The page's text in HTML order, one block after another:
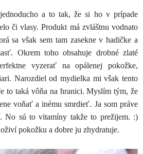
a to tak, že si ho v prípade
či vlasy. Produkt má zvláštnu vodnato
sa však sem tam zasekne v hadičke a
Okrem toho obsahuje drobné zlaté
vyzerať na opálenej pokožke,
Narozdiel od mydielka mi však tento
to taká vôňa na hranici. Myslím tým, že
voňať a inému smrdieť. Ja som práve
No sú to vitamíny takže to prežijem. :)
pokožku a dobre ju zhydratuje.